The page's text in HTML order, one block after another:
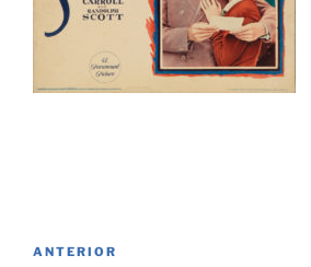
Entrada
ANTERIOR